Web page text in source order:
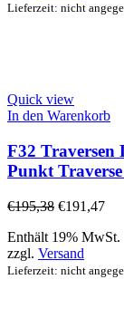
Lieferzeit: nicht
Quick view
In den Warenkorb
F32
Punkt
€195,38 €191,47
Enthält 19% MwSt.
zzgl. Versand
Lieferzeit: nicht